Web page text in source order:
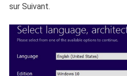
sur Suivant.